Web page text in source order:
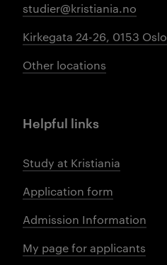
studier@kristiania.no
Kirkegata 24-26, 0153 Oslo
Other locations
Helpful links
Study at Kristiania
Application form
Admission Information
My page for applicants